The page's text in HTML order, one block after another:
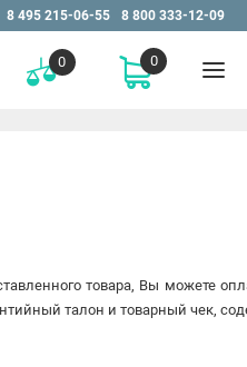
8 495 215-06-55 8 800 333-12-09
0 0
товара, Вы можете
талон и товарный чек,